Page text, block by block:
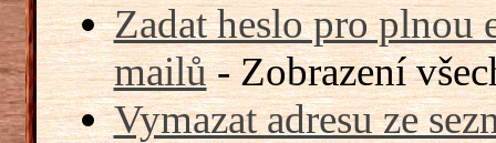
Zadat heslo pro plnou
mailů- Zobrazení
Vymazat adresu ze